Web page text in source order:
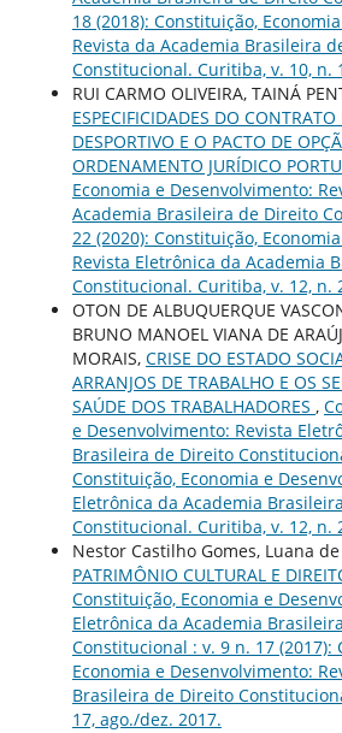
18 (2018): Constituição,
Revista da Academia Brasileira
Constitucional. Curitiba, v. 10, n.
RUI CARMO OLIVEIRA, TAINÁ
ESPECIFICIDADES DO
DESPORTIVO E O PACTO DE
ORDENAMENTO JURÍDICO
Economia e Desenvolvimento:
Academia Brasileira de Direito
22 (2020): Constituição,
Revista Eletrônica da Academia
Constitucional. Curitiba, v. 12, n.
OTON DE ALBUQUERQUE
BRUNO MANOEL VIANA DE
MORAIS, CRISE DO ESTADO
ARRANJOS DE TRABALHO E OS
SAÚDE DOS TRABALHADORES ,
e Desenvolvimento: Revista
Brasileira de Direito
Constituição, Economia e
Eletrônica da Academia
Constitucional. Curitiba, v. 12, n.
Nestor Castilho Gomes, Luana
PATRIMÔNIO CULTURAL E
Constituição, Economia e
Eletrônica da Academia
Constitucional : v. 9 n. 17 (2017):
Economia e Desenvolvimento:
Brasileira de Direito
17, ago./dez. 2017.